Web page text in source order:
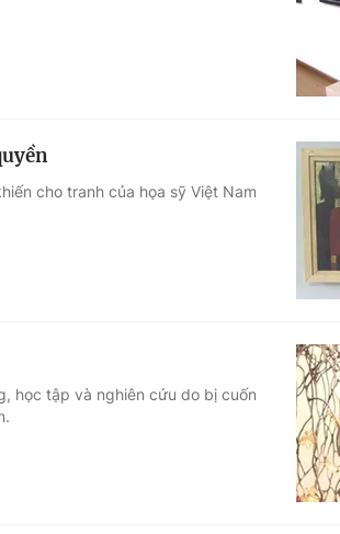
cho tranh của họa sỹ Việt Nam
học tập và nghiên cứu do bị cuốn